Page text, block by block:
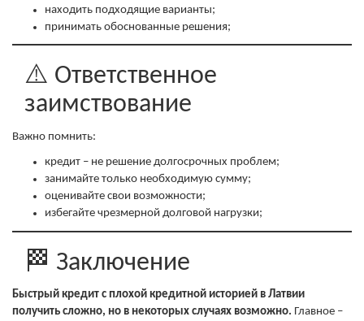
находить подходящие варианты;
принимать обоснованные решения;
⚠️ Ответственное
заимствование
Важно помнить:
кредит – не решение долгосрочных проблем;
занимайте только необходимую сумму;
оценивайте свои возможности;
избегайте чрезмерной долговой нагрузки;
🏁 Заключение
Быстрый кредит с плохой кредитной историей в Латвии
получить сложно, но в некоторых случаях возможно. Главное –